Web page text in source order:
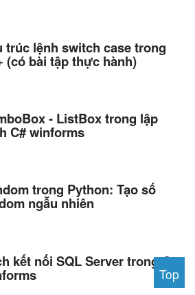
trúc lệnh switch case trong
(có bài tập thực hành)
- ListBox trong lập
C# winforms
trong Python: Tạo số
ngẫu nhiên
kết nối SQL Server trong C#
Top